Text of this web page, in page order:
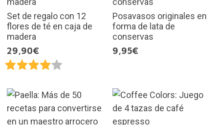
Set de regalo con 12
flores de té en caja de
madera
29,90€
Posavasos originales en
forma de lata de
conservas
9,95€